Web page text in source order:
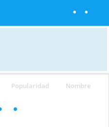
Popularidad Nombre